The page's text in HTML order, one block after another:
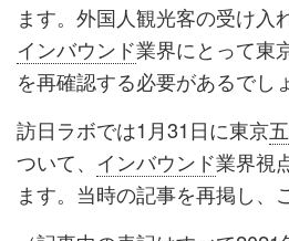
ます。外国人観光客の受け入
インバウンド業界にとって東
を再確認する必要があるでし
訪日ラボでは1月31日に東京
ついて、 インバウンド業界視
ます。当時の記事を再掲し、